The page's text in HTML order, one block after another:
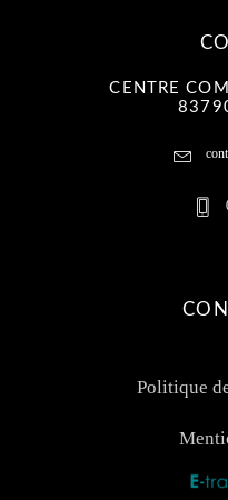
CENTRE
Politique